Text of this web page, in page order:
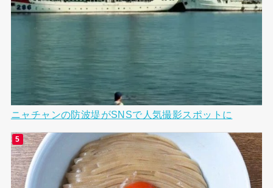
ニャチャンの防波堤がSNSで人気撮影スポットに